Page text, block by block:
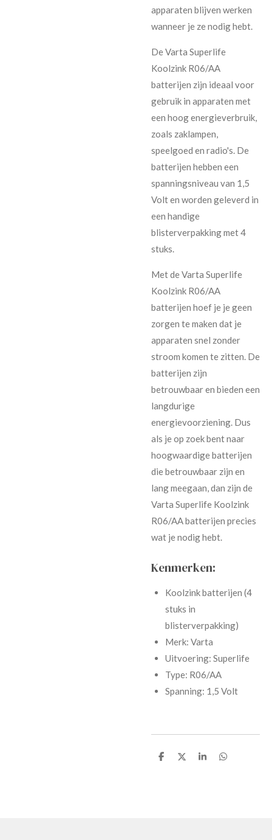
apparaten blijven werken
wanneer je ze nodig hebt.
De Varta Superlife
Koolzink R06/AA
batterijen zijn ideaal voor
gebruik in apparaten met
een hoog energieverbruik,
zoals zaklampen,
speelgoed en radio's. De
batterijen hebben een
spanningsniveau van 1,5
Volt en worden geleverd in
een handige
blisterverpakking met 4
stuks.
Met de Varta Superlife
Koolzink R06/AA
batterijen hoef je je geen
zorgen te maken dat je
apparaten snel zonder
stroom komen te zitten. De
batterijen zijn
betrouwbaar en bieden een
langdurige
energievoorziening. Dus
als je op zoek bent naar
hoogwaardige batterijen
die betrouwbaar zijn en
lang meegaan, dan zijn de
Varta Superlife Koolzink
R06/AA batterijen precies
wat je nodig hebt.
Kenmerken:
Koolzink batterijen (4
stuks in
blisterverpakking)
Merk: Varta
Uitvoering: Superlife
Type: R06/AA
Spanning: 1,5 Volt
D
D
D
D